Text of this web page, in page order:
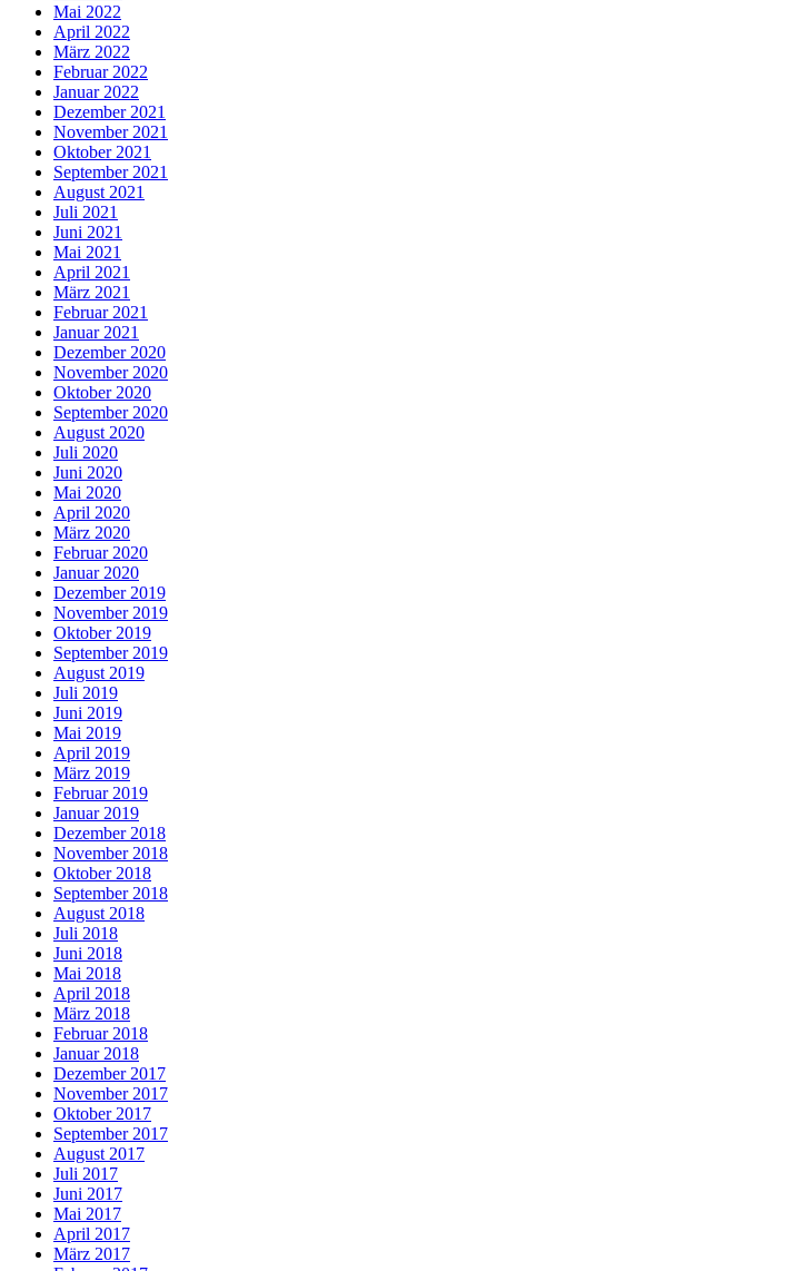
Mai 2022
April 2022
März 2022
Februar 2022
Januar 2022
Dezember 2021
November 2021
Oktober 2021
September 2021
August 2021
Juli 2021
Juni 2021
Mai 2021
April 2021
März 2021
Februar 2021
Januar 2021
Dezember 2020
November 2020
Oktober 2020
September 2020
August 2020
Juli 2020
Juni 2020
Mai 2020
April 2020
März 2020
Februar 2020
Januar 2020
Dezember 2019
November 2019
Oktober 2019
September 2019
August 2019
Juli 2019
Juni 2019
Mai 2019
April 2019
März 2019
Februar 2019
Januar 2019
Dezember 2018
November 2018
Oktober 2018
September 2018
August 2018
Juli 2018
Juni 2018
Mai 2018
April 2018
März 2018
Februar 2018
Januar 2018
Dezember 2017
November 2017
Oktober 2017
September 2017
August 2017
Juli 2017
Juni 2017
Mai 2017
April 2017
März 2017